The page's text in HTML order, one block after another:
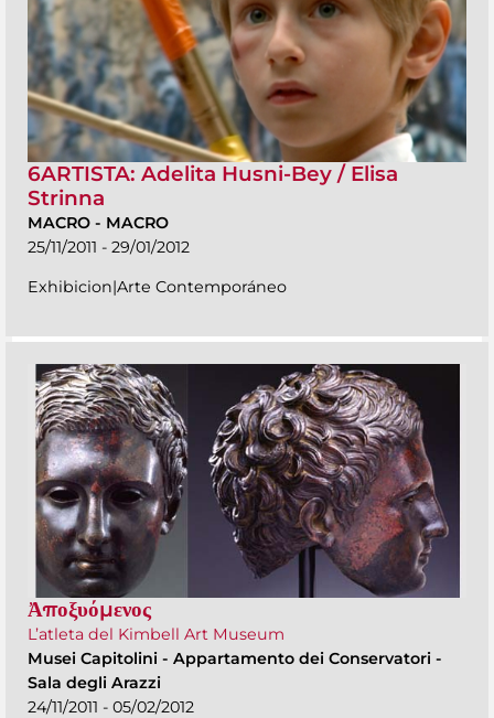
6ARTISTA: Adelita Husni-Bey / Elisa
Strinna
MACRO - MACRO
25/11/2011 - 29/01/2012
Exhibicion|Arte Contemporáneo
Ἀποξυόμενος
L’atleta del Kimbell Art Museum
Musei Capitolini - Appartamento dei Conservatori -
Sala degli Arazzi
24/11/2011 - 05/02/2012